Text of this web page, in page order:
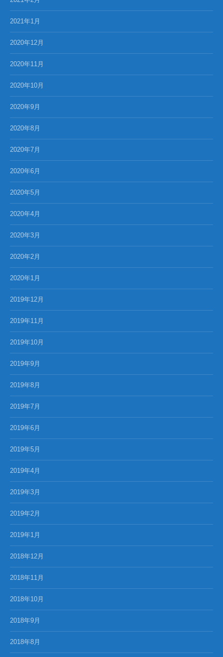
2021年1月
2020年12月
2020年11月
2020年10月
2020年9月
2020年8月
2020年7月
2020年6月
2020年5月
2020年4月
2020年3月
2020年2月
2020年1月
2019年12月
2019年11月
2019年10月
2019年9月
2019年8月
2019年7月
2019年6月
2019年5月
2019年4月
2019年3月
2019年2月
2019年1月
2018年12月
2018年11月
2018年10月
2018年9月
2018年8月